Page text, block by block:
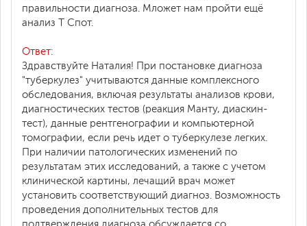
правильности диагноза. Мложет нам пройти ещё
анализ Т Спот.
Ответ:
Здравствуйте Наталия! При постановке диагноза
"туберкулез" учитываются данные комплексного
обследования, включая результаты анализов крови,
диагностических тестов (реакция Манту, диаскин-
тест), данные рентгенографии и компьютерной
томографии, если речь идет о туберкулезе легких.
При наличии патологических изменений по
результатам этих исследований, а также с учетом
клинической картины, лечащий врач может
установить соответствующий диагноз. Возможность
проведения дополнительных тестов для